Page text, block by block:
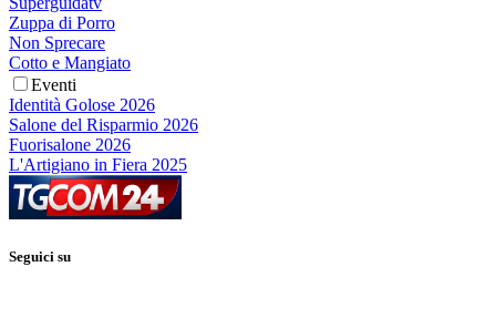
Zuppa di Porro
Non Sprecare
Cotto e Mangiato
Eventi
Identità Golose 2026
Salone del Risparmio 2026
Fuorisalone 2026
L'Artigiano in Fiera 2025
Seguici su